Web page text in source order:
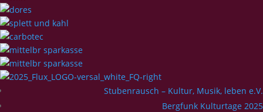
Stubenrausch – Kultur, Musik, leben e.V.
Bergfunk Kulturtage 2025